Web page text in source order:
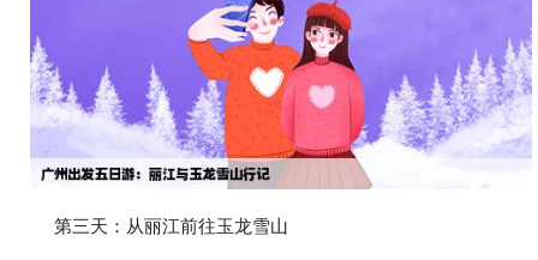
第三天：从丽江前往玉龙雪山